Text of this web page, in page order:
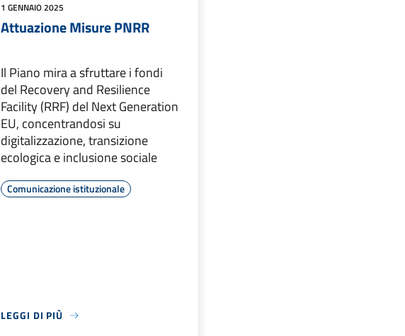
1 GENNAIO 2025
Attuazione Misure PNRR
Il Piano mira a sfruttare i fondi
del Recovery and Resilience
Facility (RRF) del Next Generation
EU, concentrandosi su
digitalizzazione, transizione
ecologica e inclusione sociale
Comunicazione istituzionale
LEGGI DI PIÙ